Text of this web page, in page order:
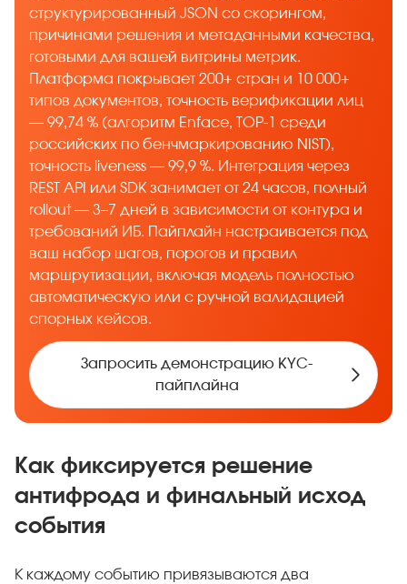
структурированный JSON со скорингом,
причинами решения и метаданными качества,
готовыми для вашей витрины метрик.
Платформа покрывает 200+ стран и 10 000+
типов документов, точность верификации лиц
— 99,74 % (алгоритм Enface, TOP-1 среди
российских по бенчмаркированию NIST),
точность liveness — 99,9 %. Интеграция через
REST API или SDK занимает от 24 часов, полный
rollout — 3–7 дней в зависимости от контура и
требований ИБ. Пайплайн настраивается под
ваш набор шагов, порогов и правил
маршрутизации, включая модель полностью
автоматическую или с ручной валидацией
спорных кейсов.
Запросить демонстрацию KYC-
пайплайна
Как фиксируется решение
антифрода и финальный исход
события
К каждому событию привязываются два